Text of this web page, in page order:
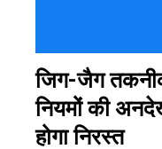
जिग-जैग
नियमों की
होगा निरस्त